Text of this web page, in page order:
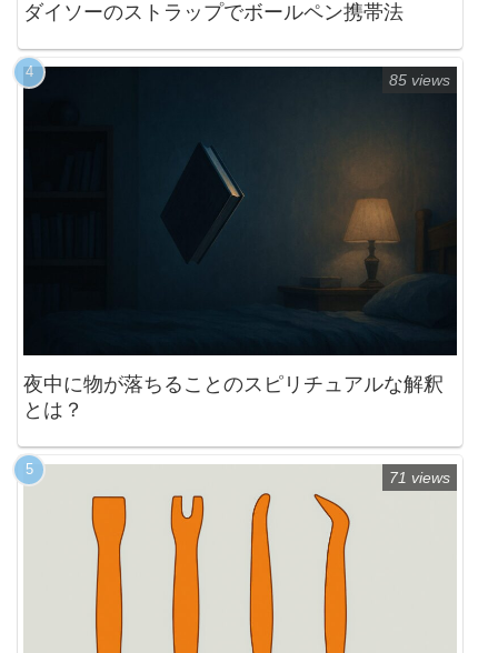
ダイソーのストラップでボールペン携帯法
夜中に物が落ちることのスピリチュアルな解釈
とは？
85 views
71 views